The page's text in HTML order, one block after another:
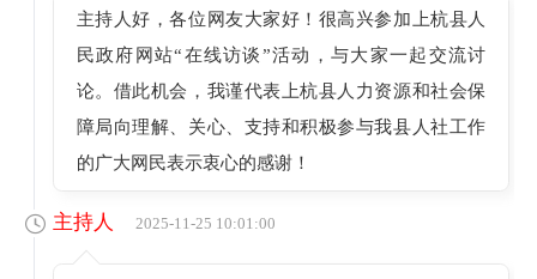
主持人好，各位网友大家好！很高兴参加上杭县人
民政府网站“在线访谈”活动，与大家一起交流讨
论。借此机会，我谨代表上杭县人力资源和社会保
障局向理解、关心、支持和积极参与我县人社工作
的广大网民表示衷心的感谢！
主持人 2025-11-25 10:01:00